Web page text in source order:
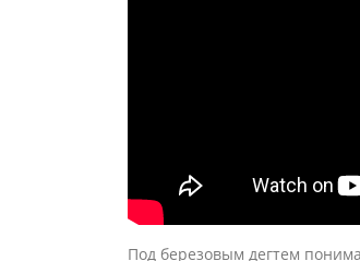
Под березовым дегтем